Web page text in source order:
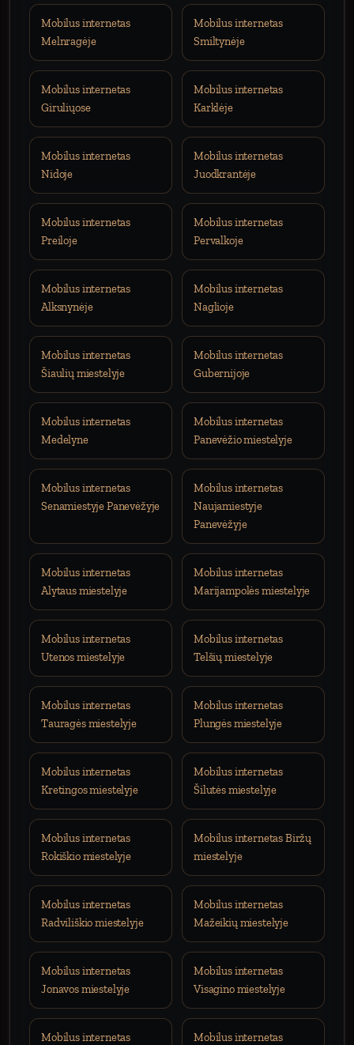
Mobilus internetas
Melnragėje
Mobilus internetas
Smiltynėje
Mobilus internetas
Giruliųose
Mobilus internetas
Karklėje
Mobilus internetas
Nidoje
Mobilus internetas
Juodkrantėje
Mobilus internetas
Preiloje
Mobilus internetas
Pervalkoje
Mobilus internetas
Alksnynėje
Mobilus internetas
Naglioje
Mobilus internetas
Šiaulių miestelyje
Mobilus internetas
Gubernijoje
Mobilus internetas
Medelyne
Mobilus internetas
Panevėžio miestelyje
Mobilus internetas
Senamiestyje Panevėžyje
Mobilus internetas
Naujamiestyje
Panevėžyje
Mobilus internetas
Alytaus miestelyje
Mobilus internetas
Marijampolės miestelyje
Mobilus internetas
Utenos miestelyje
Mobilus internetas
Telšių miestelyje
Mobilus internetas
Tauragės miestelyje
Mobilus internetas
Plungės miestelyje
Mobilus internetas
Kretingos miestelyje
Mobilus internetas
Šilutės miestelyje
Mobilus internetas
Rokiškio miestelyje
Mobilus internetas Biržų
miestelyje
Mobilus internetas
Radviliškio miestelyje
Mobilus internetas
Mažeikių miestelyje
Mobilus internetas
Jonavos miestelyje
Mobilus internetas
Visagino miestelyje
Mobilus internetas
Mobilus internetas